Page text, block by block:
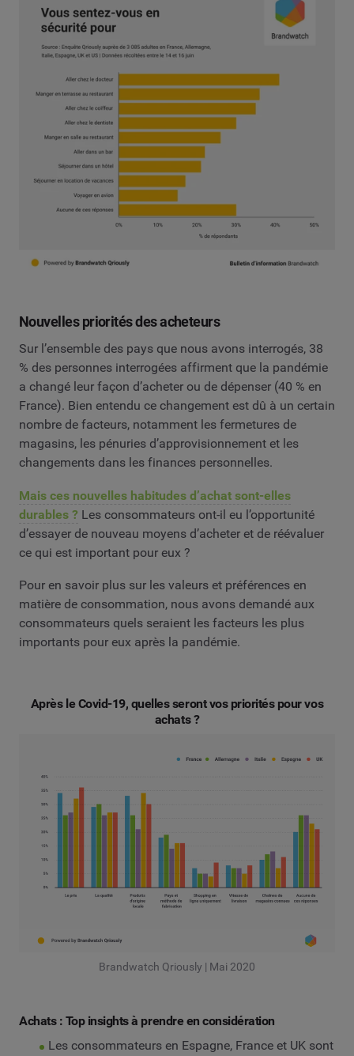
Nouvelles priorités des acheteurs
Sur l’ensemble des pays que nous avons interrogés, 38
% des personnes interrogées affirment que la pandémie
a changé leur façon d’acheter ou de dépenser (40 % en
France). Bien entendu ce changement est dû à un certain
nombre de facteurs, notamment les fermetures de
magasins, les pénuries d’approvisionnement et les
changements dans les finances personnelles.
Mais ces nouvelles habitudes d’achat sont-elles
durables ? Les consommateurs ont-il eu l’opportunité
d’essayer de nouveau moyens d’acheter et de réévaluer
ce qui est important pour eux ?
Pour en savoir plus sur les valeurs et préférences en
matière de consommation, nous avons demandé aux
consommateurs quels seraient les facteurs les plus
importants pour eux après la pandémie.
Après le Covid-19, quelles seront vos priorités pour vos
achats ?
Brandwatch Qriously | Mai 2020
Achats : Top insights à prendre en considération
Les consommateurs en Espagne, France et UK sont